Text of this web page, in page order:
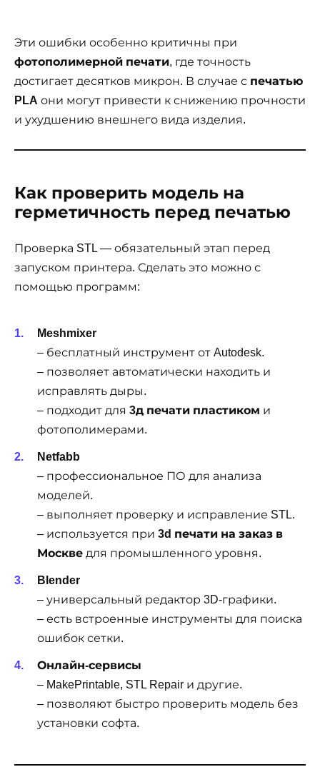
Эти ошибки особенно критичны при
фотополимерной печати, где точность
достигает десятков микрон. В случае с печатью
PLA они могут привести к снижению прочности
и ухудшению внешнего вида изделия.
Как проверить модель на
герметичность перед печатью
Проверка STL — обязательный этап перед
запуском принтера. Сделать это можно с
помощью программ:
Meshmixer
– бесплатный инструмент от Autodesk.
– позволяет автоматически находить и
исправлять дыры.
– подходит для 3д печати пластиком и
фотополимерами.
Netfabb
– профессиональное ПО для анализа
моделей.
– выполняет проверку и исправление STL.
– используется при 3d печати на заказ в
Москве для промышленного уровня.
Blender
– универсальный редактор 3D-графики.
– есть встроенные инструменты для поиска
ошибок сетки.
Онлайн-сервисы
– MakePrintable, STL Repair и другие.
– позволяют быстро проверить модель без
установки софта.